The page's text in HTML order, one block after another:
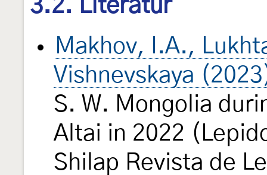
3.2. Literatur
Makhov, I.A.,
Vishnevskaya
S. W. Mongolia
Altai in 2022
Shilap Revista de